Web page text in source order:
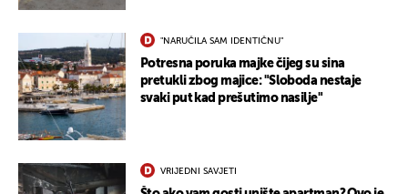
"NARUČILA SAM IDENTIČNU"
Potresna poruka majke čijeg su sina
pretukli zbog majice: "Sloboda nestaje
svaki put kad prešutimo nasilje"
VRIJEDNI SAVJETI